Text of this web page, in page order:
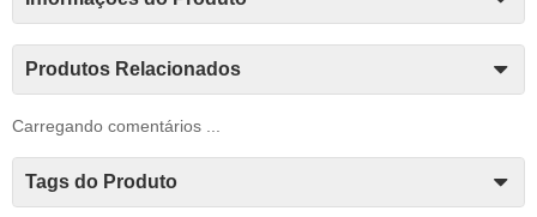
Produtos Relacionados
Carregando comentários ...
Tags do Produto